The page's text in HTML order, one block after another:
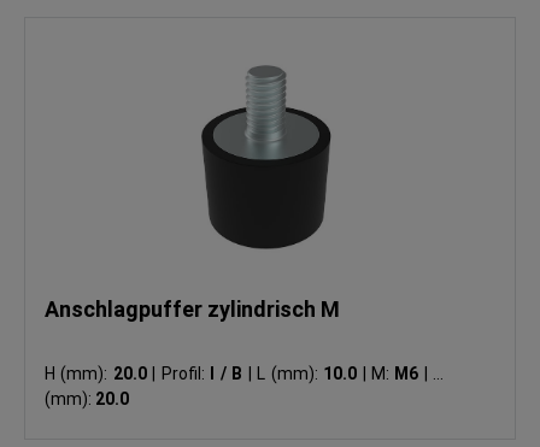
Anschlagpuffer zylindrisch M
H (mm): 20.0 Profil: I / B L (mm): 10.0 M: M6
(mm): 20.0